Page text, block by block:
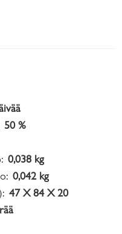
50 %
0,038 kg
0,042 kg
47 X 84 X 20